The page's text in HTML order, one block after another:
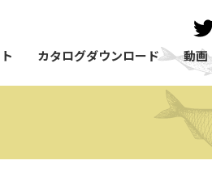
カタログダウンロード 動画